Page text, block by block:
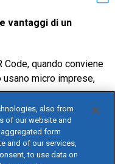
vantaggi di un
Code, quando conviene
micro imprese,
also from
of our website and
form
and of our services,
to use data on